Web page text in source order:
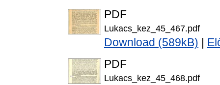
PDF
Lukacs_kez_45_467.pdf
Download (589kB)
PDF
Lukacs_kez_45_468.pdf